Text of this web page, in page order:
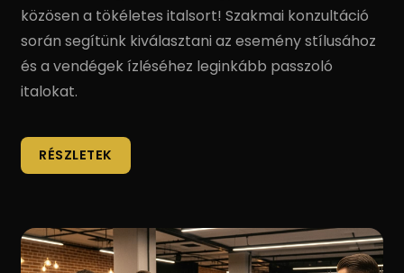
közösen a tökéletes italsort! Szakmai konzultáció
során segítünk kiválasztani az esemény stílusához
és a vendégek ízléséhez leginkább passzoló
italokat.
RÉSZLETEK